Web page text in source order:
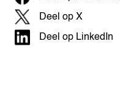
Deel op X
Deel op LinkedIn